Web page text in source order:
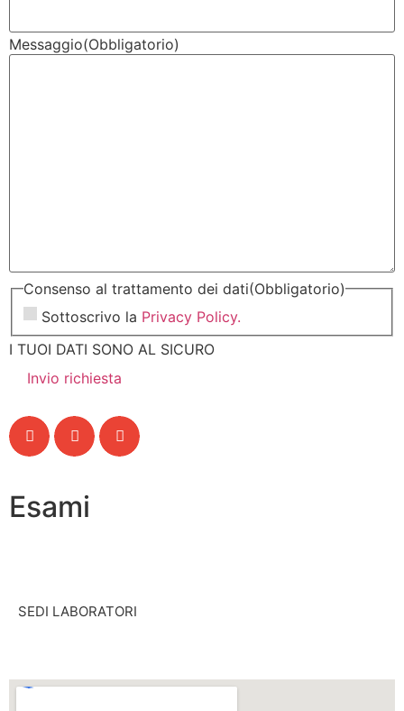
Messaggio(Obbligatorio)
Consenso al trattamento dei dati(Obbligatorio)
Sottoscrivo la Privacy Policy.
I TUOI DATI SONO AL SICURO
Esami
SEDI LABORATORI